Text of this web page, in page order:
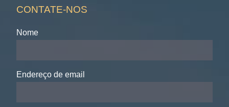
CONTATE-NOS
Nome
Endereço de email